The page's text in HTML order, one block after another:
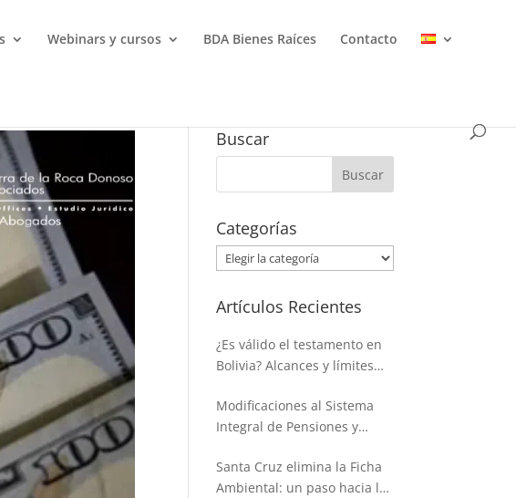
Webinars y cursos BDA Bienes Raíces Contacto
Buscar
Categorías
Categorías
Artículos Recientes
¿Es válido el testamento en
Bolivia? Alcances y límites
hereditaria
Modificaciones al Sistema
Integral de Pensiones y
Santa Cruz elimina la Ficha
Ambiental: un paso hacia la